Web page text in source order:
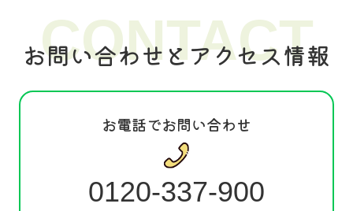
お問い合わせとアクセス情報
CONTACT
お電話でお問い合わせ
0120-337-900